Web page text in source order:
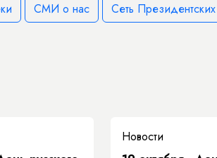
СМИ о нас Сеть
Новости